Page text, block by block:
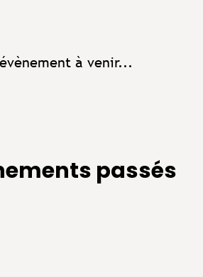
à venir...
passés